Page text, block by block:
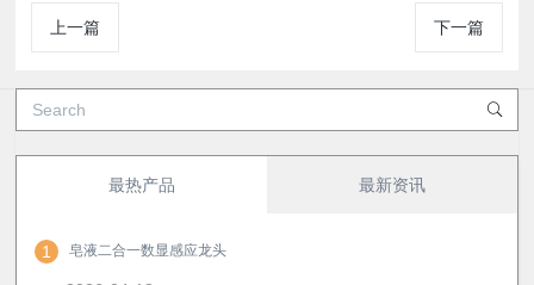
上一篇 下一篇
最热产品 最新资讯
1 皂液二合一数显感应龙头